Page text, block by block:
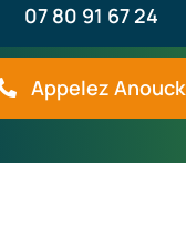
07 80 91 67 24
Appelez Anouck